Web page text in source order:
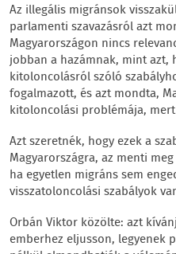
Az illegális migránsok
parlamenti szavazásról azt
Magyarországon nincs
jobban a hazámnak, mint azt,
kitoloncolásról szóló
fogalmazott, és azt mondta,
kitoloncolási problémája,
Azt szeretnék, hogy ezek a
Magyarországra, az menti
ha egyetlen migráns sem
visszatoloncolási szabályok
Orbán Viktor közölte: azt
emberhez eljusson, legyenek